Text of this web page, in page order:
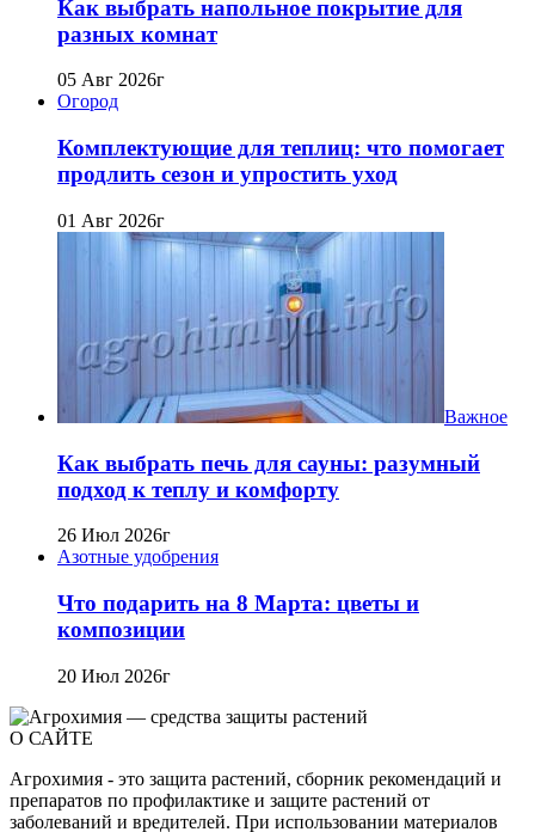
Как выбрать напольное покрытие для
разных комнат
05 Авг 2026г
Огород
Комплектующие для теплиц: что помогает
продлить сезон и упростить уход
01 Авг 2026г
Важное
Как выбрать печь для сауны: разумный
подход к теплу и комфорту
26 Июл 2026г
Азотные удобрения
Что подарить на 8 Марта: цветы и
композиции
20 Июл 2026г
О САЙТЕ
Агрохимия - это защита растений, сборник рекомендаций и
препаратов по профилактике и защите растений от
заболеваний и вредителей. При использовании материалов